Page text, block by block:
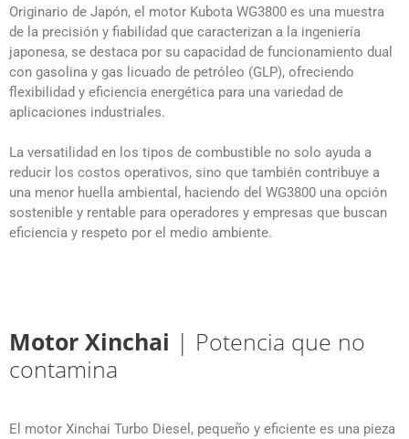
Originario de Japón, el motor Kubota WG3800 es una muestra
de la precisión y fiabilidad que caracterizan a la ingeniería
japonesa, se destaca por su capacidad de funcionamiento dual
con gasolina y gas licuado de petróleo (GLP), ofreciendo
flexibilidad y eficiencia energética para una variedad de
aplicaciones industriales.
La versatilidad en los tipos de combustible no solo ayuda a
reducir los costos operativos, sino que también contribuye a
una menor huella ambiental, haciendo del WG3800 una opción
sostenible y rentable para operadores y empresas que buscan
eficiencia y respeto por el medio ambiente.
Motor Xinchai | Potencia que no
contamina
El motor Xinchai Turbo Diesel, pequeño y eficiente es una pieza